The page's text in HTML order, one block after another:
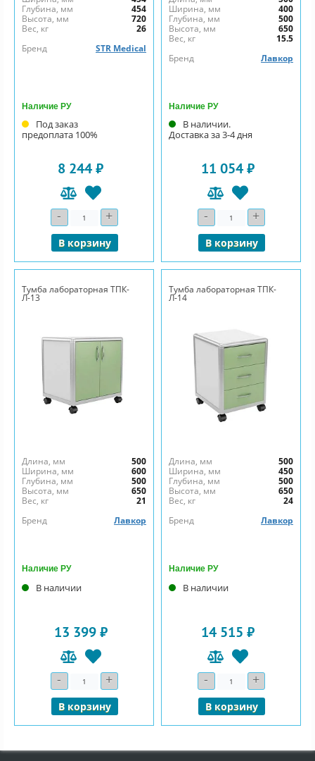
Глубина, мм
454
Высота, мм
720
Вес, кг
26
Бренд
STR Medical
Наличие РУ
Под заказ
предоплата 100%
8 244 ₽
- Количество+
В корзину
Ширина, мм
400
Глубина, мм
500
Высота, мм
650
Вес, кг
15.5
Бренд
Лавкор
Наличие РУ
В наличии.
Доставка за 3-4 дня
11 054 ₽
- Количество+
В корзину
Тумба лабораторная ТПК-
Л-13
Длина, мм
500
Ширина, мм
600
Глубина, мм
500
Высота, мм
650
Вес, кг
21
Бренд
Лавкор
Наличие РУ
В наличии
13 399 ₽
- Количество+
В корзину
Тумба лабораторная ТПК-
Л-14
Длина, мм
500
Ширина, мм
450
Глубина, мм
500
Высота, мм
650
Вес, кг
24
Бренд
Лавкор
Наличие РУ
В наличии
14 515 ₽
- Количество+
В корзину